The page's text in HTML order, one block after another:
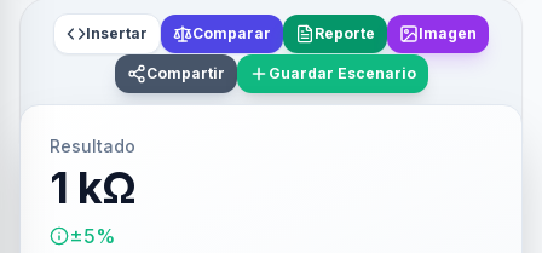
Insertar Comparar Reporte Imagen
Compartir Guardar Escenario
Resultado
1 kΩ
±5%